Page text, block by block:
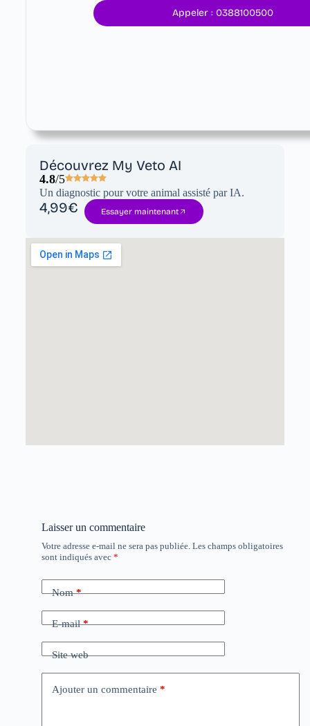
Appeler : 0388100500
Découvrez My Veto AI
4.8/5
Un diagnostic pour votre animal assisté par IA.
4,99€ Essayer maintenant
Laisser un commentaire
Votre adresse e-mail ne sera pas publiée. Les champs obligatoires
sont indiqués avec *
Nom*
E-mail*
Site web
Ajouter un commentaire *